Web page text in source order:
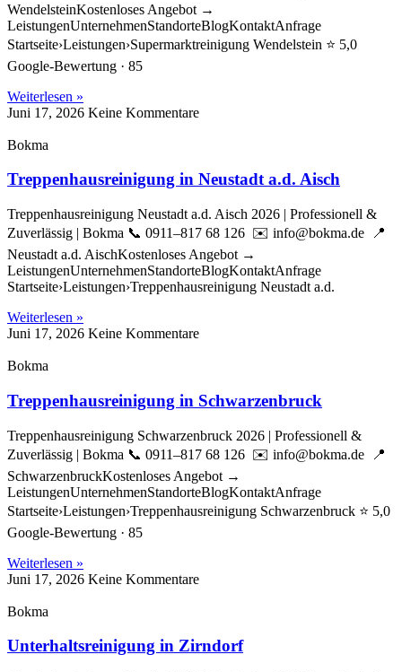
WendelsteinKostenloses Angebot →
LeistungenUnternehmenStandorteBlogKontaktAnfrage
Startseite›Leistungen›Supermarktreinigung Wendelstein ⭐ 5,0
Google-Bewertung · 85
Weiterlesen »
Juni 17, 2026 Keine Kommentare
Bokma
Treppenhausreinigung in Neustadt a.d. Aisch
Treppenhausreinigung Neustadt a.d. Aisch 2026 | Professionell &
Zuverlässig | Bokma 📞 0911–817 68 126 ✉️ info@bokma.de 📍
Neustadt a.d. AischKostenloses Angebot →
LeistungenUnternehmenStandorteBlogKontaktAnfrage
Startseite›Leistungen›Treppenhausreinigung Neustadt a.d.
Weiterlesen »
Juni 17, 2026 Keine Kommentare
Bokma
Treppenhausreinigung in Schwarzenbruck
Treppenhausreinigung Schwarzenbruck 2026 | Professionell &
Zuverlässig | Bokma 📞 0911–817 68 126 ✉️ info@bokma.de 📍
SchwarzenbruckKostenloses Angebot →
LeistungenUnternehmenStandorteBlogKontaktAnfrage
Startseite›Leistungen›Treppenhausreinigung Schwarzenbruck ⭐ 5,0
Google-Bewertung · 85
Weiterlesen »
Juni 17, 2026 Keine Kommentare
Bokma
Unterhaltsreinigung in Zirndorf